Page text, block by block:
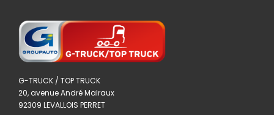
G-TRUCK / TOP TRUCK
20, avenue André Malraux
92309 LEVALLOIS PERRET